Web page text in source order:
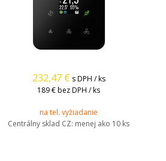
232,47 € s DPH / ks
189 €bez DPH / ks
na tel. vyžiadanie
Centrálny sklad CZ: menej ako 10 ks